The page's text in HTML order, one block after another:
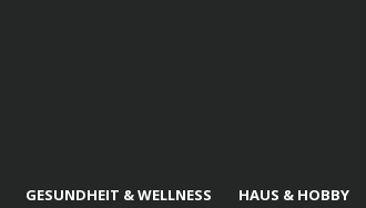
GESUNDHEIT & WELLNESS HAUS & HOBBY